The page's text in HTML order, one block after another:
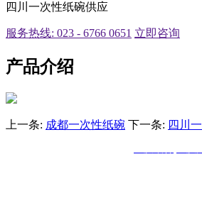
四川一次性纸碗供应
服务热线: 023 - 6766 0651 立即咨询
产品介绍
上一条: 成都一次性纸碗 下一条: 四川